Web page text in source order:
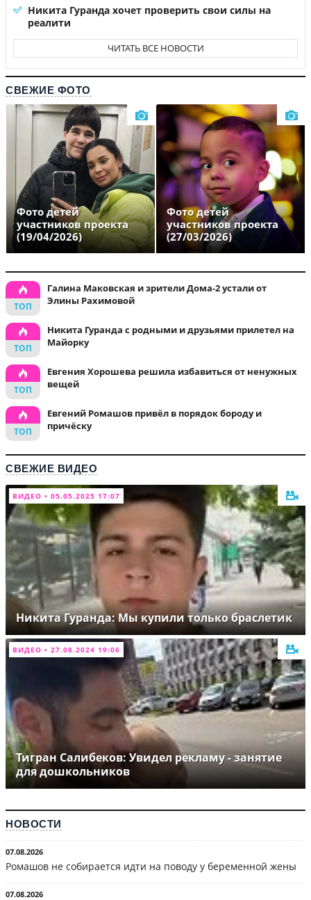
Никита Гуранда хочет проверить свои силы на
реалити
ЧИТАТЬ ВСЕ НОВОСТИ
СВЕЖИЕ ФОТО
Фото детей
участников проекта
(19/04/2026)
Фото детей
участников проекта
(27/03/2026)
Галина Маковская и зрители Дома-2 устали от
Элины Рахимовой
Никита Гуранда с родными и друзьями прилетел на
Майорку
Евгения Хорошева решила избавиться от ненужных
вещей
Евгений Ромашов привёл в порядок бороду и
причёску
СВЕЖИЕ ВИДЕО
ВИДЕО • 05.05.2025 17:07
Никита Гуранда: Мы купили только браслетик
ВИДЕО • 27.08.2024 19:06
Тигран Салибеков: Увидел рекламу - занятие
для дошкольников
НОВОСТИ
07.08.2026
Ромашов не собирается идти на поводу у беременной жены
07.08.2026